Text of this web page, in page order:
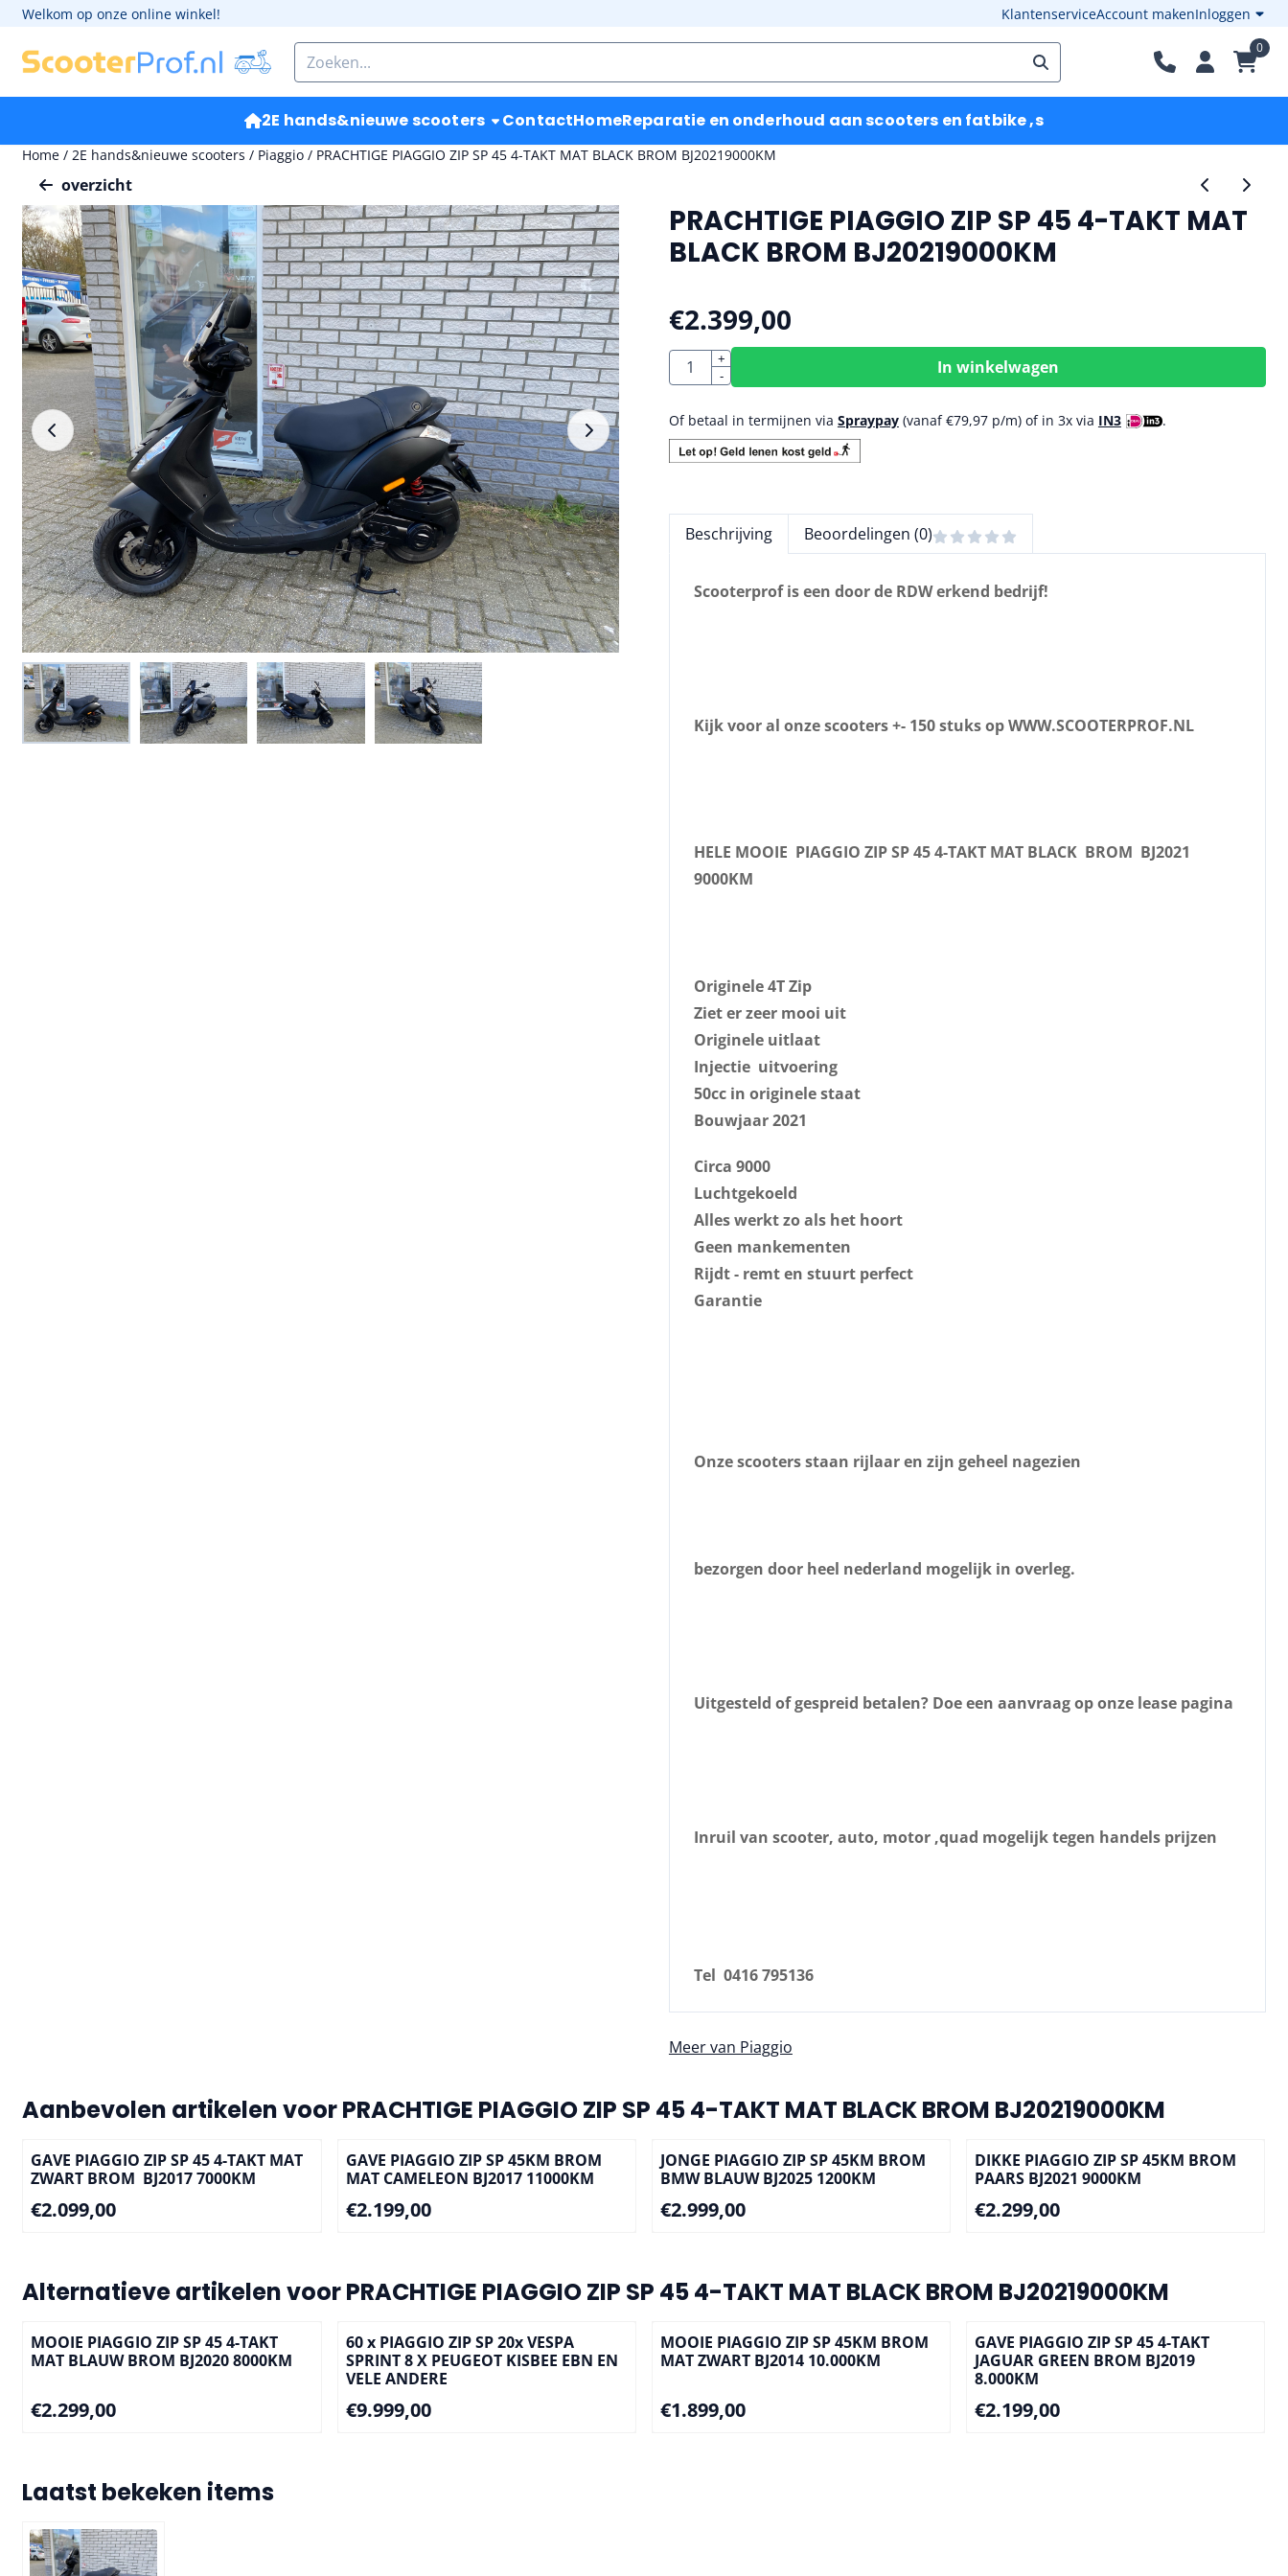
Cookievoorkeuren zijn momenteel gesloten.
Welkom op onze online winkel! KlantenserviceAccount makenInloggen
Zoeken 0
2E hands&nieuwe scooters ContactHomeReparatie en onderhoud aan scooters en fatbike ,s
Home / 2E hands&nieuwe scooters / Piaggio / PRACHTIGE PIAGGIO ZIP SP 45 4-TAKT MAT BLACK BROM BJ20219000KM
overzicht
PRACHTIGE PIAGGIO ZIP SP 45 4-TAKT MAT
BLACK BROM BJ20219000KM
€2.399,00
Aantal
+
-
In winkelwagen
Of betaal in termijnen via Spraypay(vanaf€79,97p/m) of in 3x via IN3 .
Beschrijving Beoordelingen (0)
Scooterprof is een door de RDW erkend bedrijf!
Kijk voor al onze scooters +- 150 stuks op WWW.SCOOTERPROF.NL
HELE MOOIE PIAGGIO ZIP SP 45 4-TAKT MAT BLACK BROM BJ2021
9000KM
Originele 4T Zip
Ziet er zeer mooi uit
Originele uitlaat
Injectie uitvoering
50cc in originele staat
Bouwjaar 2021
Circa 9000
Luchtgekoeld
Alles werkt zo als het hoort
Geen mankementen
Rijdt - remt en stuurt perfect
Garantie
Onze scooters staan rijlaar en zijn geheel nagezien
bezorgen door heel nederland mogelijk in overleg.
Uitgesteld of gespreid betalen? Doe een aanvraag op onze lease pagina
Inruil van scooter, auto, motor ,quad mogelijk tegen handels prijzen
Tel 0416 795136
Meer van Piaggio
Aanbevolen artikelen voorPRACHTIGE PIAGGIO ZIP SP 45 4-TAKT MAT BLACK BROM BJ20219000KM
GAVE PIAGGIO ZIP SP 45 4-TAKT MAT
ZWART BROM BJ2017 7000KM
Prijs: 2 099,00
€2.099,00
GAVE PIAGGIO ZIP SP 45KM BROM
MAT CAMELEON BJ2017 11000KM
Prijs: 2 199,00
€2.199,00
JONGE PIAGGIO ZIP SP 45KM BROM
BMW BLAUW BJ2025 1200KM
Prijs: 2 999,00
€2.999,00
DIKKE PIAGGIO ZIP SP 45KM BROM
PAARS BJ2021 9000KM
Prijs: 2 299,00
€2.299,00
Alternatieve artikelen voorPRACHTIGE PIAGGIO ZIP SP 45 4-TAKT MAT BLACK BROM BJ20219000KM
MOOIE PIAGGIO ZIP SP 45 4-TAKT
MAT BLAUW BROM BJ2020 8000KM
Prijs: 2 299,00
€2.299,00
60 x PIAGGIO ZIP SP 20x VESPA
SPRINT 8 X PEUGEOT KISBEE EBN EN
VELE ANDERE
Prijs: 9 999,00
€9.999,00
MOOIE PIAGGIO ZIP SP 45KM BROM
MAT ZWART BJ2014 10.000KM
Prijs: 1 899,00
€1.899,00
GAVE PIAGGIO ZIP SP 45 4-TAKT
JAGUAR GREEN BROM BJ2019
8.000KM
Prijs: 2 199,00
€2.199,00
Laatst bekeken items